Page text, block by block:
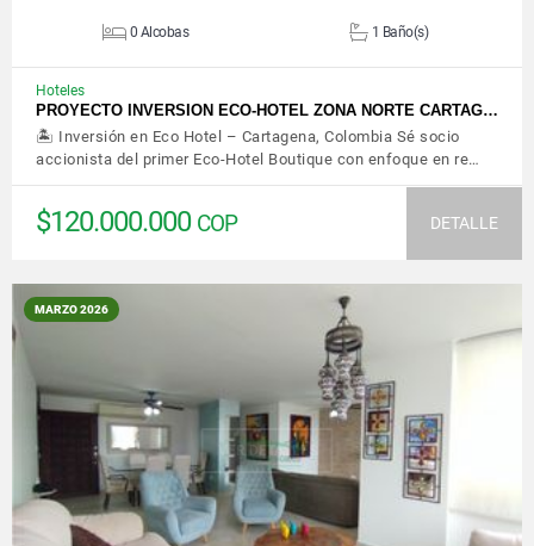
0 Alcobas 1 Baño(s)
Hoteles
PROYECTO INVERSION ECO-HOTEL ZONA NORTE CARTAG…
🏝️ Inversión en Eco Hotel – Cartagena, Colombia Sé socio
accionista del primer Eco-Hotel Boutique con enfoque en re…
$120.000.000 COP DETALLE
MARZO 2026
VER DETALLES